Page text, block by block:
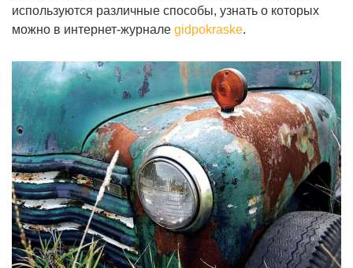
используются различные способы, узнать о которых
можно в интернет-журнале gidpokraske.